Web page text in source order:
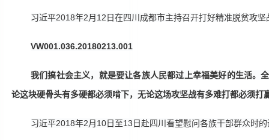
习近平2018年2月12日在四川成都市主持召开打好精准脱贫攻坚
VW001.036.20180213.001
我们搞社会主义，就是要让各族人民都过上幸福美好的生活。
论这块硬骨头有多硬都必须啃下，无论这场攻坚战有多难打都必须
习近平2018年2月10日至13日赴四川看望慰问各族干部群众时的